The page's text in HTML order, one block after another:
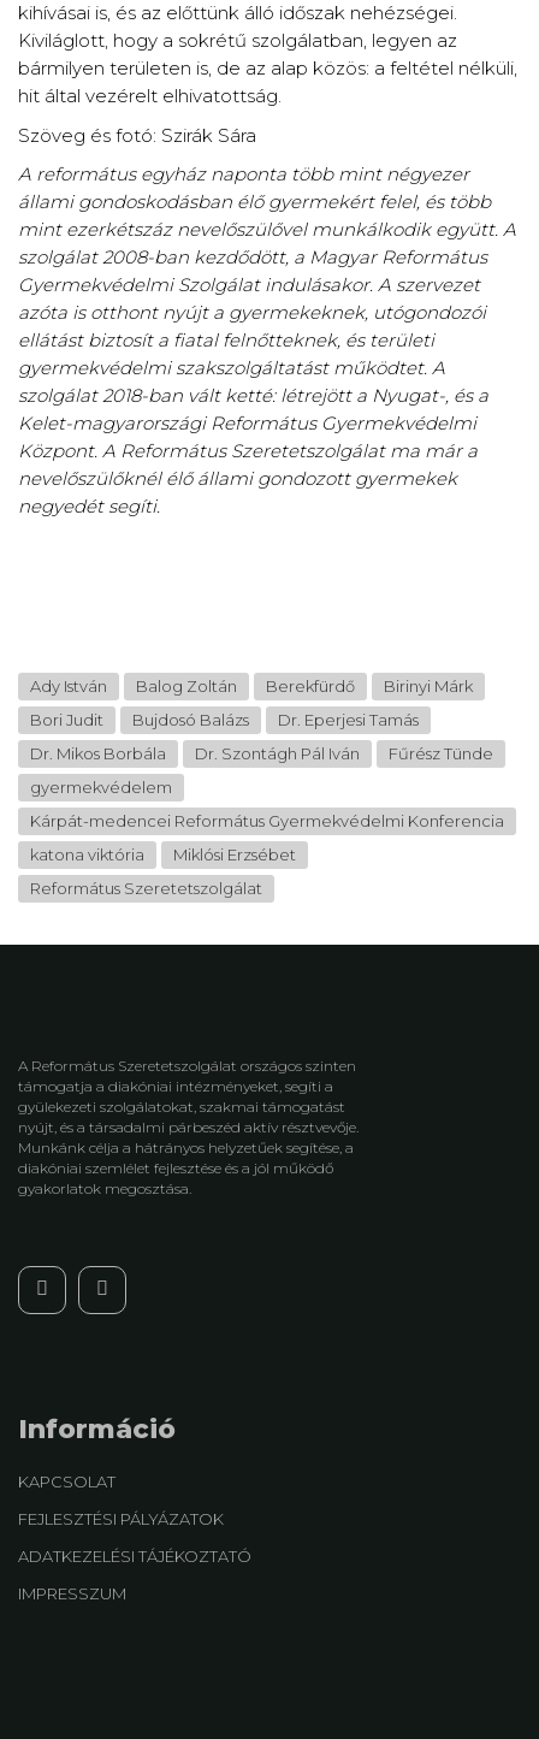
kihívásai is, és az előttünk álló időszak nehézségei.
Kiviláglott, hogy a sokrétű szolgálatban, legyen az
bármilyen területen is, de az alap közös: a feltétel nélküli,
hit által vezérelt elhivatottság.
Szöveg és fotó: Szirák Sára
A református egyház naponta több mint négyezer
állami gondoskodásban élő gyermekért felel, és több
mint ezerkétszáz nevelőszülővel munkálkodik együtt. A
szolgálat 2008-ban kezdődött, a Magyar Református
Gyermekvédelmi Szolgálat indulásakor. A szervezet
azóta is otthont nyújt a gyermekeknek, utógondozói
ellátást biztosít a fiatal felnőtteknek, és területi
gyermekvédelmi szakszolgáltatást működtet. A
szolgálat 2018-ban vált ketté: létrejött a Nyugat-, és a
Kelet-magyarországi Református Gyermekvédelmi
Központ. A Református Szeretetszolgálat ma már a
nevelőszülőknél élő állami gondozott gyermekek
negyedét segíti.
Ady István Balog Zoltán Berekfürdő
Birinyi Márk
Bori Judit
Bujdosó Balázs
Dr. Eperjesi Tamás
Dr. Mikos Borbála
Dr. Szontágh Pál Iván
Fűrész Tünde
gyermekvédelem
Kárpát-medencei Református Gyermekvédelmi Konferencia
katona viktória
Miklósi Erzsébet
Református Szeretetszolgálat
A Református Szeretetszolgálat országos szinten
támogatja a diakóniai intézményeket, segíti a
gyülekezeti szolgálatokat, szakmai támogatást
nyújt, és a társadalmi párbeszéd aktív résztvevője.
Munkánk célja a hátrányos helyzetűek segítése, a
diakóniai szemlélet fejlesztése és a jól működő
gyakorlatok megosztása.
Információ
KAPCSOLAT
FEJLESZTÉSI PÁLYÁZATOK
ADATKEZELÉSI TÁJÉKOZTATÓ
IMPRESSZUM